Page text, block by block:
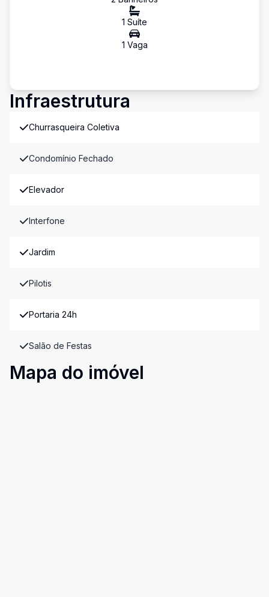
1 Suíte
1 Vaga
Infraestrutura
Churrasqueira Coletiva
Condomínio Fechado
Elevador
Interfone
Jardim
Pilotis
Portaria 24h
Salão de Festas
Mapa do imóvel